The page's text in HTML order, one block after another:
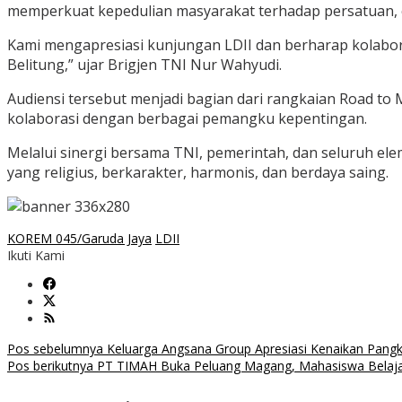
memperkuat kepedulian masyarakat terhadap
Kami mengapresiasi kunjungan LDII dan berharap
Belitung,” ujar Brigjen TNI Nur Wahyudi.
Audiensi tersebut menjadi bagian dari rangkaian Road
kolaborasi dengan berbagai pemangku kepentingan.
Melalui sinergi bersama TNI, pemerintah, dan seluruh
yang religius, berkarakter, harmonis, dan berdaya saing.
KOREM 045/Garuda Jaya LDII
Ikuti Kami
Navigasi
Pos sebelumnya Keluarga Angsana Group Apresiasi Kenaikan
Pos berikutnya PT TIMAH Buka Peluang Magang, Mahasiswa